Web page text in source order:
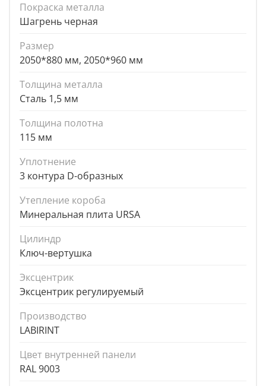
Покраска металла
Шагрень черная
Размер
2050*880 мм, 2050*960 мм
Толщина металла
Сталь 1,5 мм
Толщина полотна
115 мм
Уплотнение
3 контура D-образных
Утепление короба
Минеральная плита URSA
Цилиндр
Ключ-вертушка
Эксцентрик
Эксцентрик регулируемый
Производство
LABIRINT
Цвет внутренней панели
RAL 9003